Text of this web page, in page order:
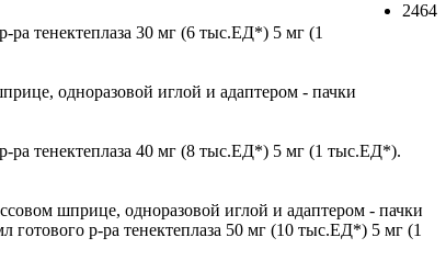
2464
ра тенектеплаза 30 мг (6 тыс.ЕД*) 5 мг (1
одноразовой иглой и адаптером - пачки
ра тенектеплаза 40 мг (8 тыс.ЕД*) 5 мг (1 тыс.ЕД*).
шприце, одноразовой иглой и адаптером - пачки
готового р-ра тенектеплаза 50 мг (10 тыс.ЕД*) 5 мг (1